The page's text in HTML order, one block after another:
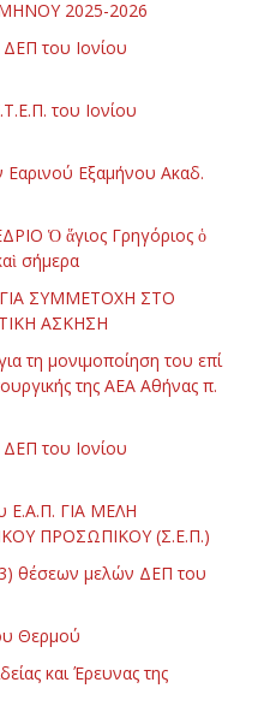
2025-2026
του Ιονίου
του Ιονίου
Εξαμήνου Ακαδ.
Ὁ ἅγιος Γρηγόριος ὁ
σήμερα
ΣΥΜΜΕΤΟΧΗ ΣΤΟ
ΑΣΚΗΣΗ
τη μονιμοποίηση του επί
της ΑΕΑ Αθήνας π.
του Ιονίου
ΓΙΑ ΜΕΛΗ
ΠΡΟΣΩΠΙΚΟΥ (Σ.Ε.Π.)
θέσεων μελών ΔΕΠ του
Θερμού
και Έρευνας της